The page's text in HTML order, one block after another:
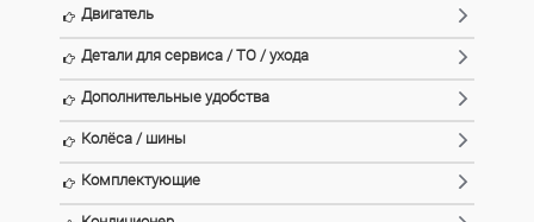
Двигатель
Детали для сервиса / ТО / ухода
Дополнительные удобства
Колёса / шины
Комплектующие